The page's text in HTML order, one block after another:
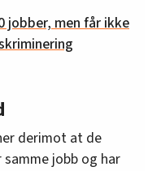
jobber, men får ikke
derimot at de
jobb og har